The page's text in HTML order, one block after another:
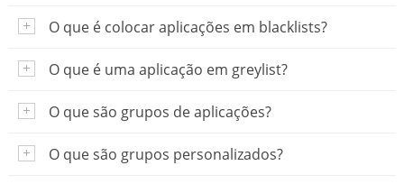
O que é colocar aplicações em blacklists?
O que é uma aplicação em greylist?
O que são grupos de aplicações?
O que são grupos personalizados?